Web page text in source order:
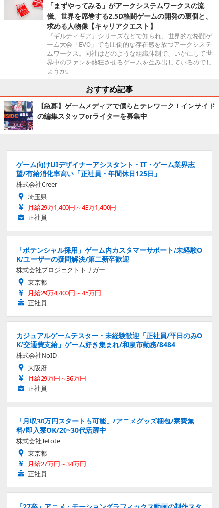
「まずやってみる」がアークシステムワークスの流
儀。世界を席巻する2.5D格闘ゲームの開発の裏側と、
求める人物像【キャリアクエスト】
『ギルティギア』シリーズなどで知られ、世界的な格闘ゲ
ーム大会「EVO」でも圧倒的な存在感を放つアークシステ
ムワークス。同社はどのような組織体制で、いかにして世
界中のファンを熱狂させるゲームを生み出しているのでし
ょうか。
おすすめ記事
【急募】ゲームメディアで僕らとテレワーク！インサイド
の編集スタッフorライターを募集中
ゲーム向けUIデザイナーアシスタント・IT・ゲーム業界志
望/有給消化率高い「正社員・年間休日125日」
株式会社Creer
埼玉県
月給29万1,400円～43万1,400円
正社員
「ポテンシャル採用」ゲーム内カスタマーサポート/未経験O
K/ユーザーの疑問解決/第二新卒歓迎
株式会社プロジェクトトリガー
東京都
月給29万4,400円～45万円
正社員
カジュアルゲームテスター・未経験歓迎「正社員/平日のみO
K/交通費支給」ゲーム好き集まれ/和泉市勤務/8484
株式会社NoID
大阪府
月給29万円～36万円
正社員
「月収30万円スタートも可能」/アニメグッズ梱包/寮費無
料/即入寮OK/20~30代活躍中
株式会社Tetote
東京都
月給27万円～34万円
正社員